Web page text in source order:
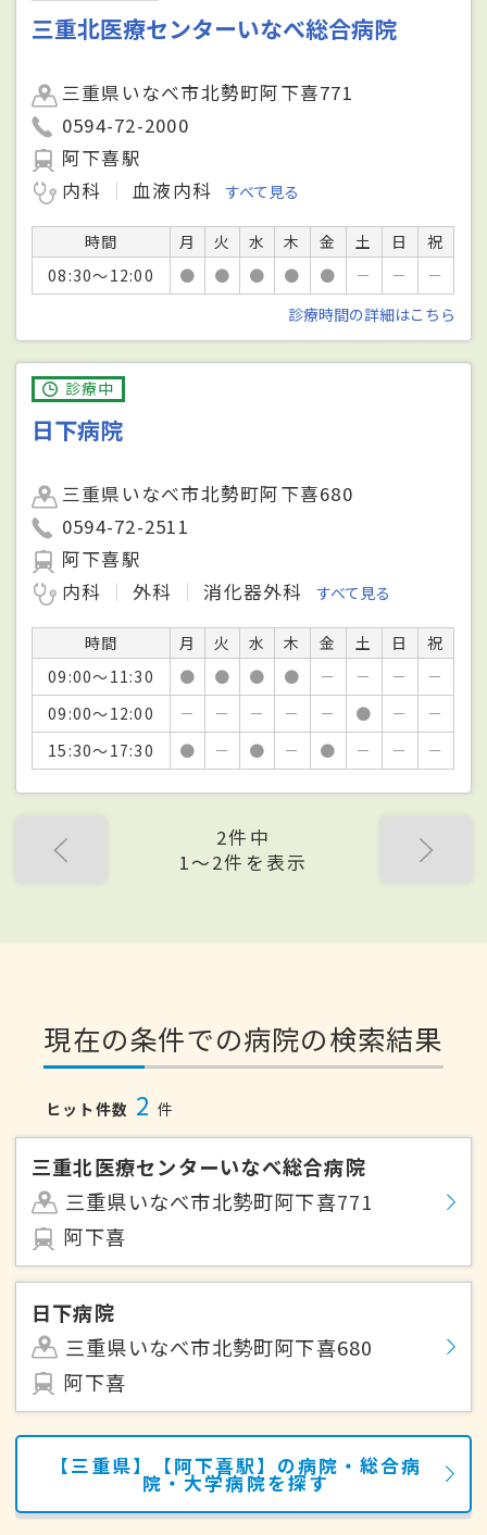
三重北医療センターいなべ総合病院
三重県いなべ市北勢町阿下喜771
0594-72-2000
阿下喜駅
内科
血液内科 すべて見る
時間 月 火 水 木 金 土 日
祝
08:30～12:00
● ● ● ● ● － －
－
診療時間の詳細はこちら
診療中
日下病院
三重県いなべ市北勢町阿下喜680
0594-72-2511
阿下喜駅
内科
外科 消化器外科 すべて見る
時間 月 火 水 木 金 土 日
祝
09:00～11:30
● ● ● ● － － －
－
09:00～12:00
－ － － － － ● －
－
15:30～17:30
● － ● － ● － － －
2件中
1〜2件を表示
現在の条件での病院の検索結果
ヒット件数 2 件
三重北医療センターいなべ総合病院
三重県いなべ市北勢町阿下喜771
阿下喜
日下病院
三重県いなべ市北勢町阿下喜680
阿下喜
【三重県】【阿下喜駅】の病院・総合病
院・大学病院を探す